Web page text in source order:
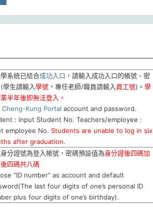
系統已結合成功入口 ，請輸入成功入口的帳號、密
學生請輸入學號 ，專任老師/職員請輸入 員工號)。 學
半年後即無法登入。
Cheng-Kung Portal account and password.
: input Student No. Teachers/employee :
employee No. Students are unable to log in six
after graduation.
分證號為登入帳號，密碼預設值為身分證後四碼加
四碼共八碼
"ID number" as account and default
last four digits of one’s personal ID
plus four digits of one’s birthday).